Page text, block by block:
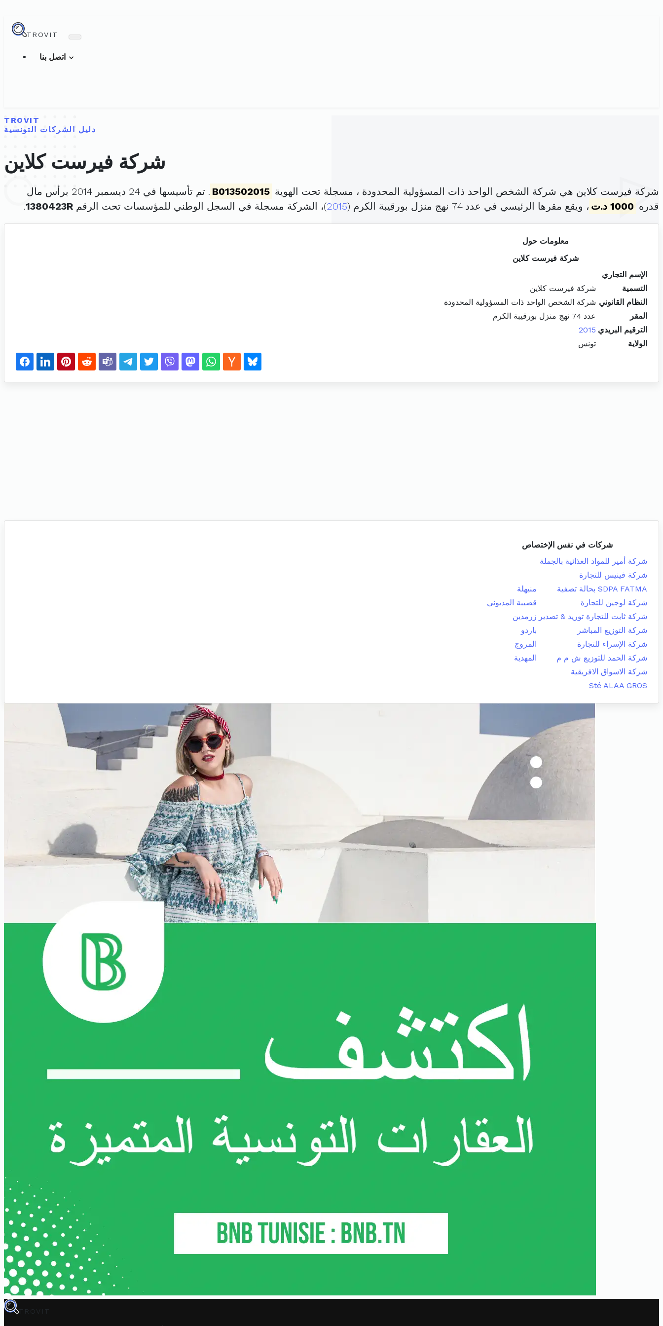
TROVIT
TROVIT
دليل الشركات التونسية
شركة فيرست كلاين
شركة فيرست كلاين هي شركة الشخص الواحد ذات المسؤولية المحدودة ، مسجلة تحت الهوية B013502015
. تم تأسيسها في 24 ديسمبر 2014 برأس مال
قدره 1000 د.ت ، ويقع مقرها الرئيسي في عدد 74 نهج منزل بورقيبة الكرم ( 2015)، الشركة مسجلة في السجل الوطني للمؤسسات تحت الرقم 1380423R
.
معلومات حول
شركة فيرست كلاين
الإسم التجاري
التسمية
شركة فيرست كلاين
النظام القانوني شركة الشخص الواحد ذات المسؤولية المحدودة
المقر
عدد 74 نهج منزل بورقيبة الكرم
الترقيم البريدي 2015
الولاية
تونس
شركات في نفس الإختصاص
شركة أمير للمواد الغذائية بالجملة
شركة فينيس للتجارة
SDPA FATMA بحالة تصفية
منيهلة
شركة لوجين للتجارة
قصيبة المديوني
شركة ثابت للتجارة توريد & تصدير زرمدين
شركة التوزيع المباشر
باردو
شركة الإسراء للتجارة
المروج
شركة الحمد للتوزيع ش م م
المهدية
شركة الاسواق الافريقية
Sté ALAA GROS
TROVIT